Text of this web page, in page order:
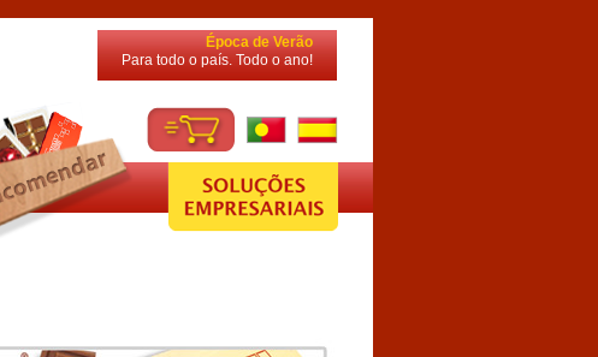
Época de Verão
Para todo o país. Todo o ano!